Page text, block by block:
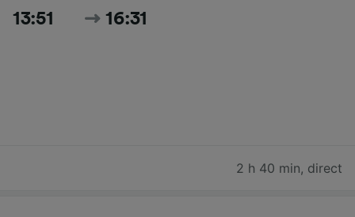
13:51 16:31
2 h 40 min, direct